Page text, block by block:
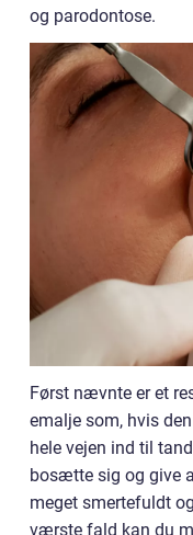
og parodontose.
Først nævnte er et
emalje som, hvis
hele vejen ind til
bosætte sig og give
meget smertefuldt
værste fald kan du